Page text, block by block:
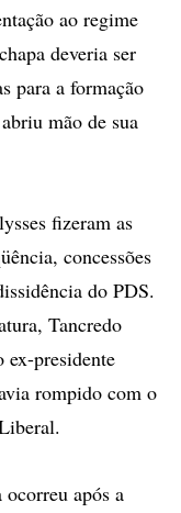
ao regime
deveria ser
para a formação
mão de sua
fizeram as
concessões
do PDS.
Tancredo
ex-presidente
rompido com o
após a